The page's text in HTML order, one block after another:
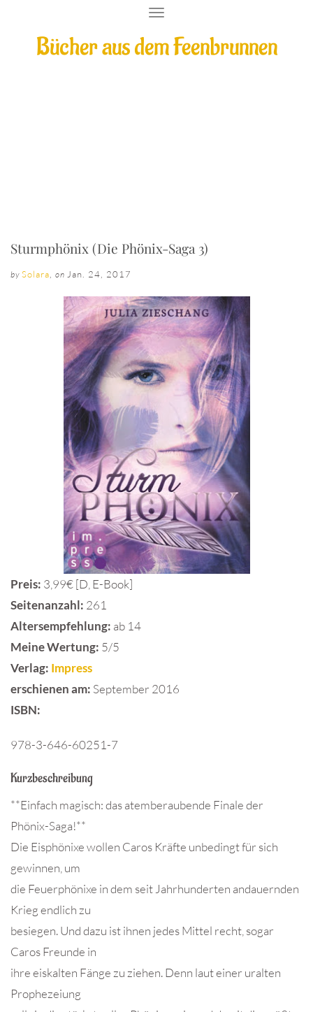
Bücher aus dem Feenbrunnen
T
G
Sturmphönix (Die Phönix-Saga 3)
by Solara on Jan. 24, 2017
Preis: 3,99€ [D, E-Book]
Seitenanzahl: 261
Altersempfehlung: ab 14
Meine Wertung: 5/5
Verlag: Impress
erschienen am: September 2016
ISBN:
978-3-646-60251-7
Kurzbeschreibung
**Einfach magisch: das atemberaubende Finale der
Phönix-Saga!**
Die Eisphönixe wollen Caros Kräfte unbedingt für sich
gewinnen, um
die Feuerphönixe in dem seit Jahrhunderten andauernden
Krieg endlich zu
besiegen. Und dazu ist ihnen jedes Mittel recht, sogar
Caros Freunde in
ihre eiskalten Fänge zu ziehen. Denn laut einer uralten
Prophezeiung